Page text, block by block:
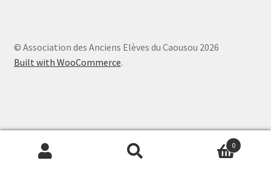
© Association des Anciens Elèves du Caousou 2026
Built with WooCommerce.
Recherche
Recherche
0